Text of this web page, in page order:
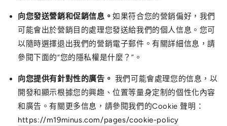
向您發送營銷和促銷信息。如果符合您的營銷偏好，我們
可能會出於營銷目的處理您發送給我們的個人信息。您可
以隨時選擇退出我們的營銷電子郵件。有關詳細信息，請
參閱下面的“您的隱私權是什麼？”。
向您提供有針對性的廣告。 我們可能會處理您的信息，以
開發和顯示根據您的興趣、位置等量身定制的個性化內容
和廣告。有關更多信息，請參閱我們的Cookie 聲明：
https://m19minus.com/pages/cookie-policy